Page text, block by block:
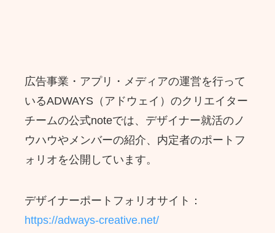
広告事業・アプリ・メディアの運営を行って
いるADWAYS（アドウェイ）のクリエイター
チームの公式noteでは、デザイナー就活のノ
ウハウやメンバーの紹介、内定者のポートフ
ォリオを公開しています。
デザイナーポートフォリオサイト：
https://adways-creative.net/